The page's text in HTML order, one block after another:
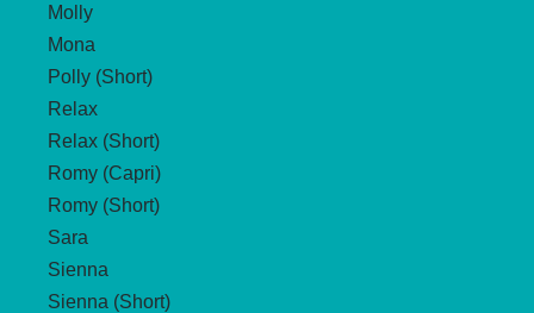
Molly
Mona
Polly (Short)
Relax
Relax (Short)
Romy (Capri)
Romy (Short)
Sara
Sienna
Sienna (Short)